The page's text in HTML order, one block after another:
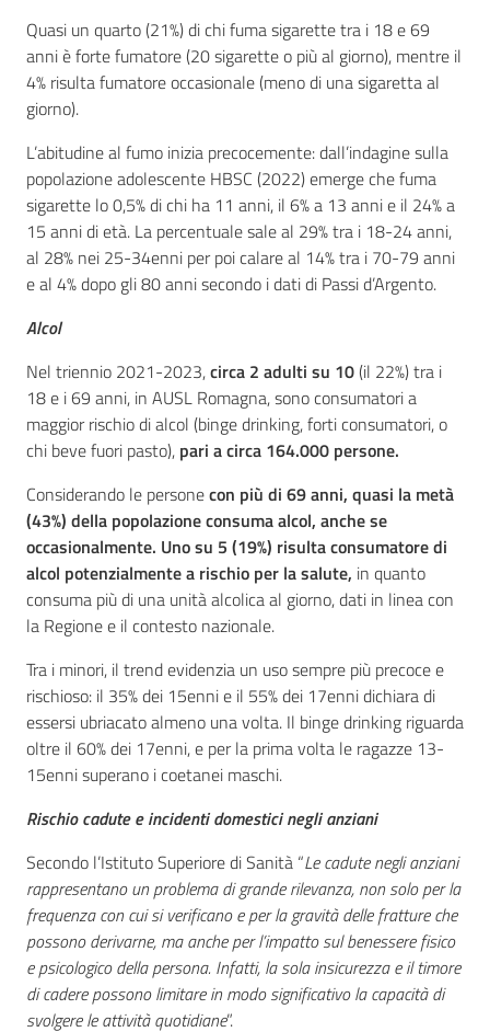
Quasi un quarto (21%) di chi fuma sigarette tra i 18 e 69
anni è forte fumatore (20 sigarette o più al giorno), mentre il
4% risulta fumatore occasionale (meno di una sigaretta al
giorno).
L’abitudine al fumo inizia precocemente: dall’indagine sulla
popolazione adolescente HBSC (2022) emerge che fuma
sigarette lo 0,5% di chi ha 11 anni, il 6% a 13 anni e il 24% a
15 anni di età. La percentuale sale al 29% tra i 18-24 anni,
al 28% nei 25-34enni per poi calare al 14% tra i 70-79 anni
e al 4% dopo gli 80 anni secondo i dati di Passi d’Argento.
Alcol
Nel triennio 2021-2023,circa 2 adulti su 10(il 22%) tra i
18 e i 69 anni, in AUSL Romagna, sono consumatori a
maggior rischio di alcol (binge drinking, forti consumatori, o
chi beve fuori pasto), pari a circa 164.000 persone.
Considerando le personecon più di 69 anni, quasi la metà
(43%) della popolazione consuma alcol, anche se
occasionalmente. Uno su 5 (19%) risulta consumatore di
alcol potenzialmente a rischio per la salute, in quanto
consuma più di una unità alcolica al giorno, dati in linea con
la Regione e il contesto nazionale.
Tra i minori, il trend evidenzia un uso sempre più precoce e
rischioso: il 35% dei 15enni e il 55% dei 17enni dichiara di
essersi ubriacato almeno una volta. Il binge drinking riguarda
oltre il 60% dei 17enni, e per la prima volta le ragazze 13-
15enni superano i coetanei maschi.
Rischio cadute e incidenti domestici negli anziani
Secondo l’Istituto Superiore di Sanità “Le cadute negli anziani
rappresentano un problema di grande rilevanza, non solo per la
frequenza con cui si verificano e per la gravità delle fratture che
possono derivarne, ma anche per l’impatto sul benessere fisico
e psicologico della persona. Infatti, la sola insicurezza e il timore
di cadere possono limitare in modo significativo la capacità di
svolgere le attività quotidiane”.